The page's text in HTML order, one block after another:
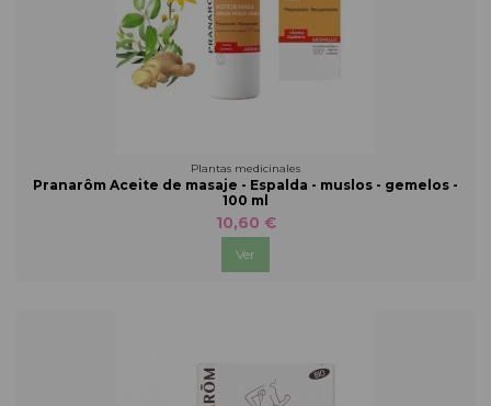
Plantas medicinales
Pranarôm Aceite de masaje - Espalda - muslos - gemelos -
100 ml
10,60 €
Ver